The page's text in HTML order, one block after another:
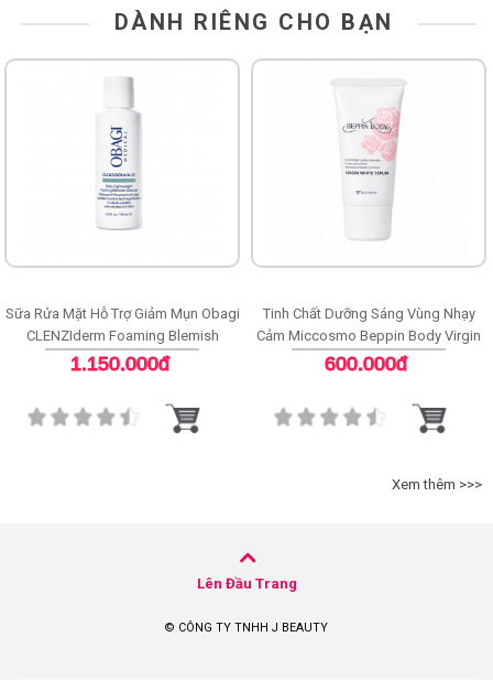
DÀNH RIÊNG CHO BẠN
Sữa Rửa Mặt Hỗ Trợ Giảm Mụn Obagi
CLENZIderm Foaming Blemish
Cleanser
1.150.000đ
Tinh Chất Dưỡng Sáng Vùng Nhạy
Cảm Miccosmo Beppin Body Virgin
White Serum
600.000đ
Xem thêm >>>
Lên Đầu Trang
© CÔNG TY TNHH J BEAUTY